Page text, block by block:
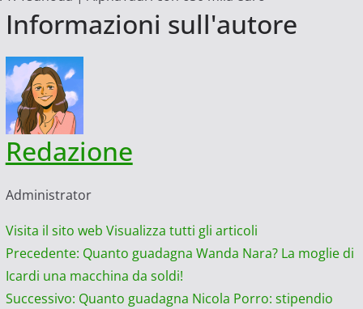
Informazioni sull'autore
Redazione
Administrator
Visita il sito web Visualizza tutti gli articoli
Navigazione
articolo
Precedente: Quanto guadagna Wanda Nara? La moglie di
Icardi una macchina da soldi!
Successivo: Quanto guadagna Nicola Porro: stipendio